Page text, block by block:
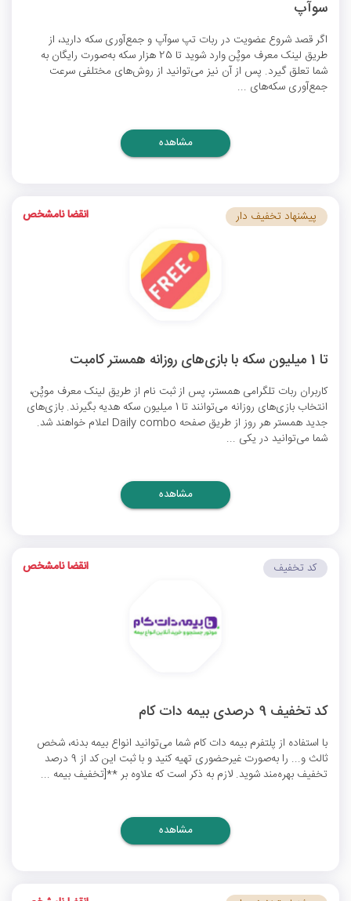
سوآپ
اگر قصد شروع عضویت در ربات تپ سوآپ و جمع‌آوری سکه دارید، از
طریق لینک معرف موپُن وارد شوید تا 25 هزار سکه به‌صورت رایگان به
شما تعلق گیرد. پس از آن نیز می‌توانید از روش‌های مختلفی سرعت
جمع‌آوری سکه‌های ...
مشاهده
تا 1 میلیون سکه با بازی‌های روزانه همستر کامبت
کاربران ربات تلگرامی همستر، پس از ثبت نام از طریق لینک معرف موپُن،
انتخاب بازی‌های روزانه می‌توانند تا 1 میلیون سکه هدیه بگیرند. بازی‌های
جدید همستر هر روز از طریق صفحه Daily combo اعلام خواهند شد.
شما می‌توانید در یکی ...
پیشنهاد تخفیف دار انقضا نامشخص
مشاهده
کد تخفیف 9 درصدی بیمه دات کام
با استفاده از پلتفرم بیمه دات کام شما می‌توانید انواع بیمه بدنه، شخص
ثالث و... را به‌صورت غیرحضوری تهیه کنید و با ثبت این کد از 9 درصد
تخفیف بهره‌مند شوید. لازم به ذکر است که علاوه‌ بر **[تخفیف بیمه ...
کد تخفیف انقضا نامشخص
مشاهده